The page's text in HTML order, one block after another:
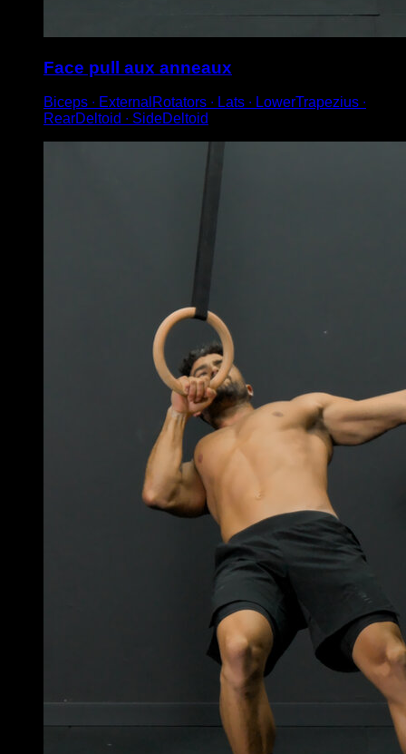
Face pull aux anneaux
Biceps ∙ ExternalRotators ∙ Lats ∙ LowerTrapezius ∙
RearDeltoid ∙ SideDeltoid